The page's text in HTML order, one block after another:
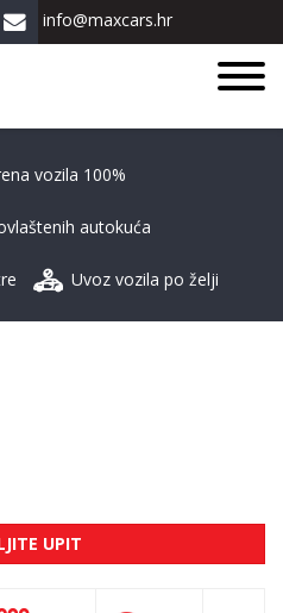
info@maxcars.hr
vozila 100%
autokuća
Uvoz vozila po želji
UPIT